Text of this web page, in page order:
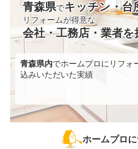
青森県でキッチン・台
リフォームが得意な
会社・工務店・業者を
青森県内でホームプロにリフォ
込みいただいた実績
ホームプロ